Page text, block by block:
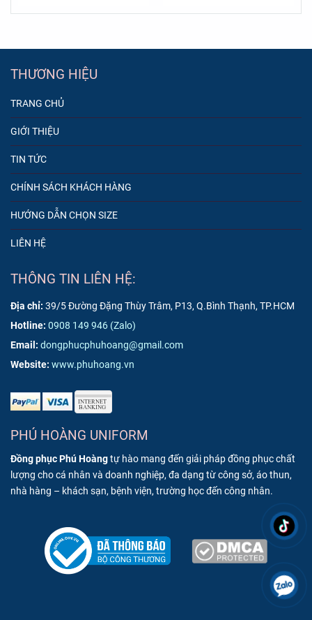
THƯƠNG HIỆU
TRANG CHỦ
GIỚI THIỆU
TIN TỨC
CHÍNH SÁCH KHÁCH HÀNG
HƯỚNG DẪN CHỌN SIZE
LIÊN HỆ
THÔNG TIN LIÊN HỆ:
Địa chỉ: 39/5 Đường Đặng Thùy Trâm, P13, Q.Bình Thạnh, TP.HCM
Hotline: 0908 149 946 (Zalo)
Email: dongphucphuhoang@gmail.com
Website: www.phuhoang.vn
PHÚ HOÀNG UNIFORM
Đồng phục Phú Hoàngtự hào mang đến giải pháp đồng phục chất
lượng cho cá nhân và doanh nghiệp, đa dạng từ công sở, áo thun,
nhà hàng – khách sạn, bệnh viện, trường học đến công nhân.